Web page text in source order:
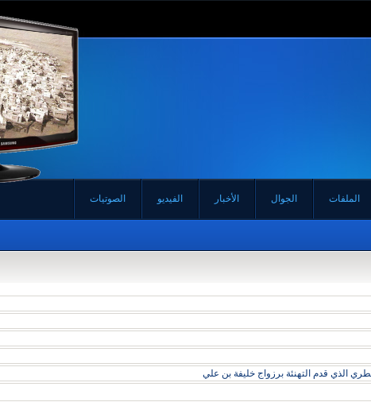
الملفات الجوال الأخبار الفيديو الصوتيات
الذي قدم التهنئة برزواج خليفة بن علي